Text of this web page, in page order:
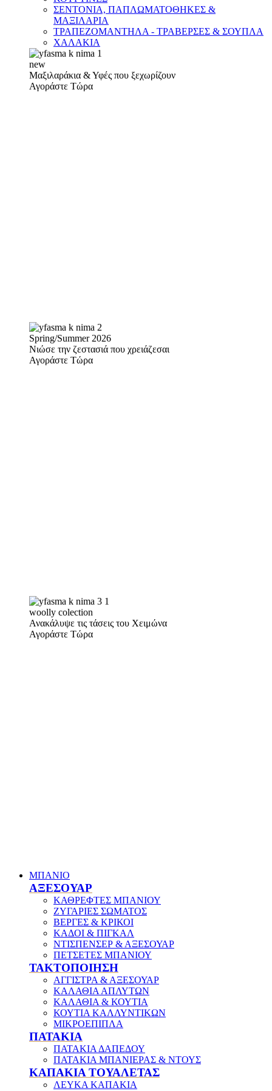
ΣΕΝΤΟΝΙΑ, ΠΑΠΛΩΜΑΤΟΘΗΚΕΣ &
ΜΑΞΙΛΑΡΙΑ
ΤΡΑΠΕΖΟΜΑΝΤΗΛΑ - ΤΡΑΒΕΡΣΕΣ & ΣΟΥΠΛΑ
ΧΑΛΑΚΙΑ
new
Μαξιλαράκια & Υφές που ξεχωρίζουν
Αγοράστε Τώρα
Spring/Summer 2026
Νιώσε την ζεστασιά που χρειάζεσαι
Αγοράστε Τώρα
woolly colection
Ανακάλυψε τις τάσεις του Χειμώνα
Αγοράστε Τώρα
ΜΠΑΝΙΟ
ΑΞΕΣΟΥΑΡ
ΚΑΘΡΕΦΤΕΣ ΜΠΑΝΙΟΥ
ΖΥΓΑΡΙΕΣ ΣΩΜΑΤΟΣ
ΒΕΡΓΕΣ & ΚΡΙΚΟΙ
ΚΑΔΟΙ & ΠΙΓΚΑΛ
ΝΤΙΣΠΕΝΣΕΡ & ΑΞΕΣΟΥΑΡ
ΠΕΤΣΕΤΕΣ ΜΠΑΝΙΟΥ
ΤΑΚΤΟΠΟΙΗΣΗ
ΑΓΓΙΣΤΡΑ & ΑΞΕΣΟΥΑΡ
ΚΑΛΑΘΙΑ ΑΠΛΥΤΩΝ
ΚΑΛΑΘΙΑ & ΚΟΥΤΙΑ
ΚΟΥΤΙΑ ΚΑΛΛΥΝΤΙΚΩΝ
ΜΙΚΡΟΕΠΙΠΛΑ
ΠΑΤΑΚΙΑ
ΠΑΤΑΚΙΑ ΔΑΠΕΔΟΥ
ΠΑΤΑΚΙΑ ΜΠΑΝΙΕΡΑΣ & ΝΤΟΥΣ
ΚΑΠΑΚΙΑ ΤΟΥΑΛΕΤΑΣ
ΛΕΥΚΑ ΚΑΠΑΚΙΑ